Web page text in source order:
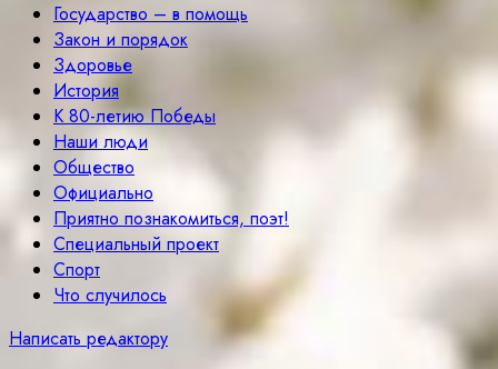
Государство – в помощь
Закон и порядок
Здоровье
История
К 80-летию Победы
Наши люди
Общество
Официально
Приятно познакомиться, поэт!
Специальный проект
Спорт
Что случилось
Написать редактору